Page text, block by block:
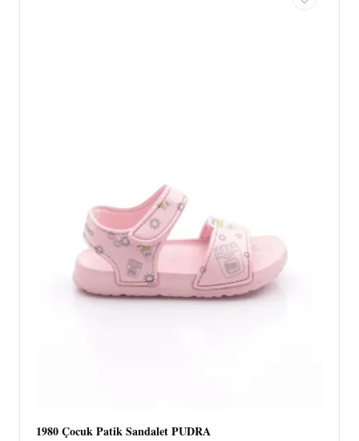
1980 Çocuk Patik Sandalet PUDRA